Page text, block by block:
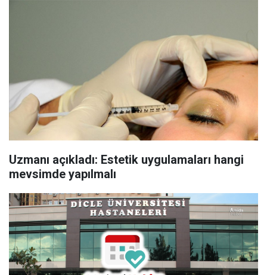
Uzmanı açıkladı: Estetik uygulamaları hangi
mevsimde yapılmalı